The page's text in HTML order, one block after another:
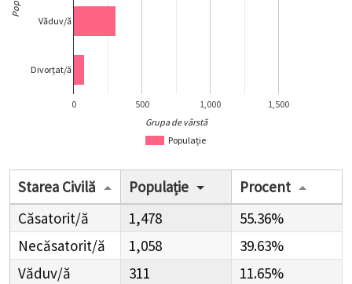
Populație
0 500 1,000 1,500
Văduv/ă
Divorțat/ă
Grupa de vârstă
Starea Civilă Populație
Procent
Căsatorit/ă
1,478
55.36%
Necăsatorit/ă
1,058
39.63%
Văduv/ă
311
11.65%